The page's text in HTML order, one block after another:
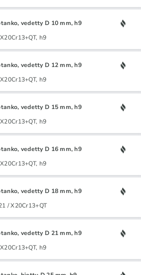
vedetty D 10 mm, h9
h9
vedetty D 12 mm, h9
h9
vedetty D 15 mm, h9
h9
vedetty D 16 mm, h9
h9
vedetty D 18 mm, h9
/ X20Cr13+QT
vedetty D 21 mm, h9
h9